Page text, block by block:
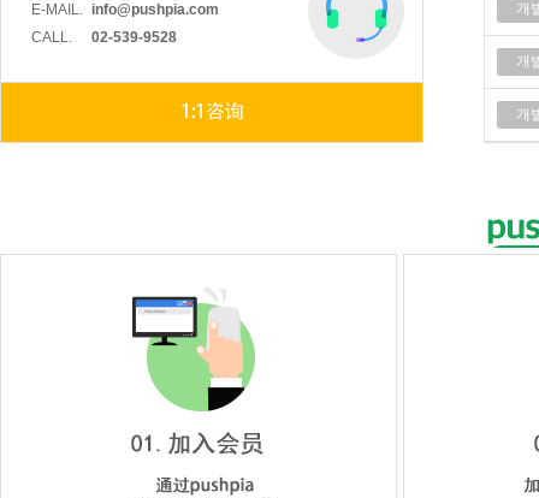
E-MAIL. info@pushpia.com
CALL.
02-539-9528
개
개
개